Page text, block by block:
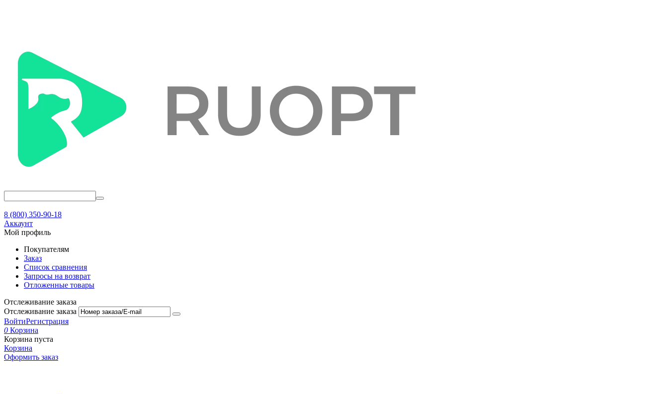
8 (800) 350-90-18
Аккаунт
Мой профиль
Покупателям
Заказ
Список сравнения
Запросы на возврат
Отложенные товары
Отслеживание заказа
Отслеживание заказа
ВойтиРегистрация
0 Корзина
Корзина пуста
Корзина
Оформить заказ